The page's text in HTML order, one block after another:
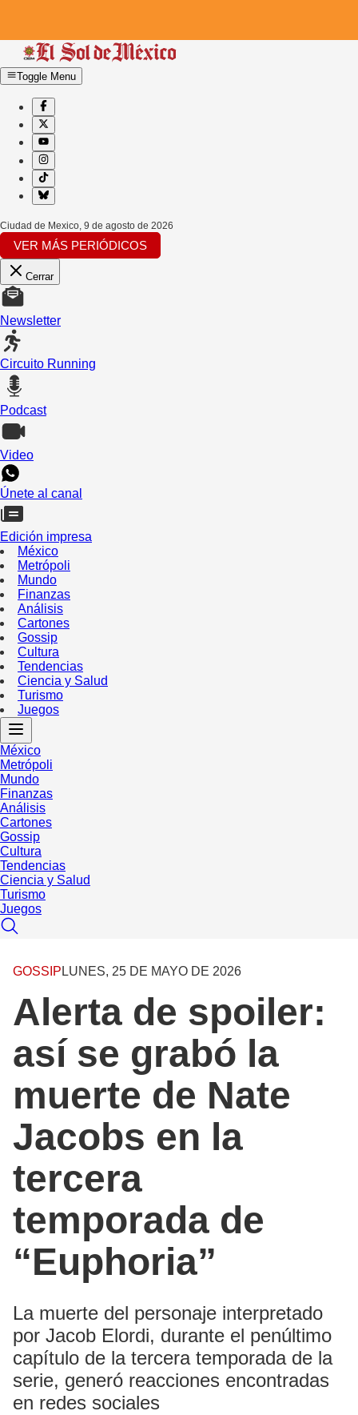
Toggle Menu
Ciudad de Mexico, 9 de agosto de 2026
VER MÁS PERIÓDICOS
Cerrar
Newsletter
Circuito Running
Podcast
Video
Únete al canal
Edición impresa
México
Metrópoli
Mundo
Finanzas
Análisis
Cartones
Gossip
Cultura
Tendencias
Ciencia y Salud
Turismo
Juegos
México
Metrópoli
Mundo
Finanzas
Análisis
Cartones
Gossip
Cultura
Tendencias
Ciencia y Salud
Turismo
Juegos
GOSSIP LUNES, 25 DE MAYO DE 2026
Alerta de spoiler:
así se grabó la
muerte de Nate
Jacobs en la
tercera
temporada de
“Euphoria”
La muerte del personaje interpretado
por Jacob Elordi, durante el penúltimo
capítulo de la tercera temporada de la
serie, generó reacciones encontradas
en redes sociales